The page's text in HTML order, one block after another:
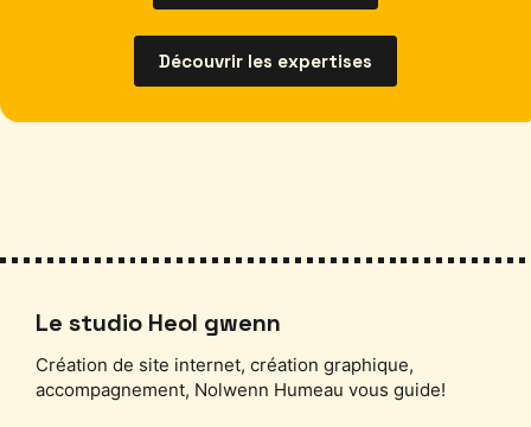
Découvrir les expertises
Le studio Heol gwenn
Création de site internet, création graphique,
accompagnement, Nolwenn Humeau vous guide!